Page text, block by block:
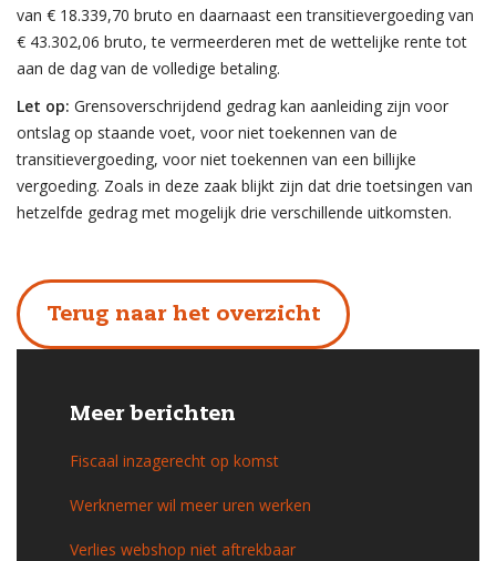
van € 18.339,70 bruto en daarnaast een transitievergoeding van
€ 43.302,06 bruto, te vermeerderen met de wettelijke rente tot
aan de dag van de volledige betaling.
Let op: Grensoverschrijdend gedrag kan aanleiding zijn voor
ontslag op staande voet, voor niet toekennen van de
transitievergoeding, voor niet toekennen van een billijke
vergoeding. Zoals in deze zaak blijkt zijn dat drie toetsingen van
hetzelfde gedrag met mogelijk drie verschillende uitkomsten.
Terug naar het overzicht
Meer berichten
Fiscaal inzagerecht op komst
Werknemer wil meer uren werken
Verlies webshop niet aftrekbaar